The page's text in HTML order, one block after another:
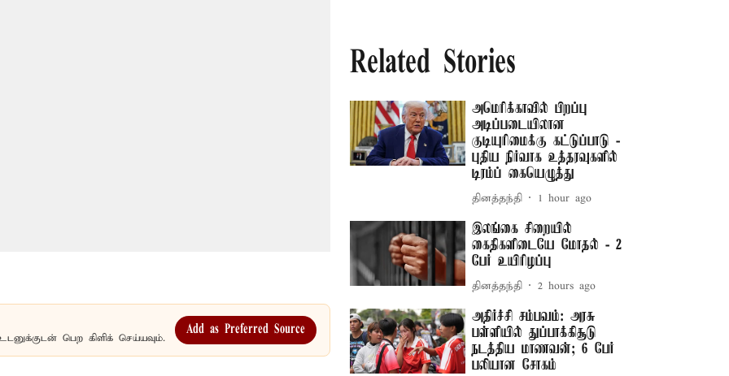
பெற கிளிக் செய்யவும்.
Add as Preferred Source
Related Stories
அமெரிக்காவில் பிறப்பு
அடிப்படையிலான
குடியுரிமைக்கு கட்டுப்பாடு -
புதிய நிர்வாக உத்தரவுகளில்
டிரம்ப் கையெழுத்து
தினத்தந்தி 1 hour ago
இலங்கை சிறையில்
கைதிகளிடையே மோதல் - 2
பேர் உயிரிழப்பு
தினத்தந்தி 2 hours ago
அதிர்ச்சி சம்பவம்: அரசு
பள்ளியில் துப்பாக்கிசூடு
நடத்திய மாணவன்; 6 பேர்
பலியான சோகம்